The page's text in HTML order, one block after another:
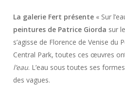
La galerie Fert présente« Sur
peintures de Patrice Giorda sur
s’agisse de Florence de Venise du
Central Park, toutes ces œuvres
l’eau. L’eau sous toutes ses
des vagues.